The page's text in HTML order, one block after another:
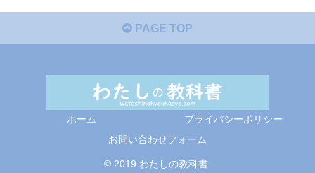
PAGE TOP
ホーム
プライバシーポリシー
お問い合わせフォーム
© 2019 わたしの教科書.